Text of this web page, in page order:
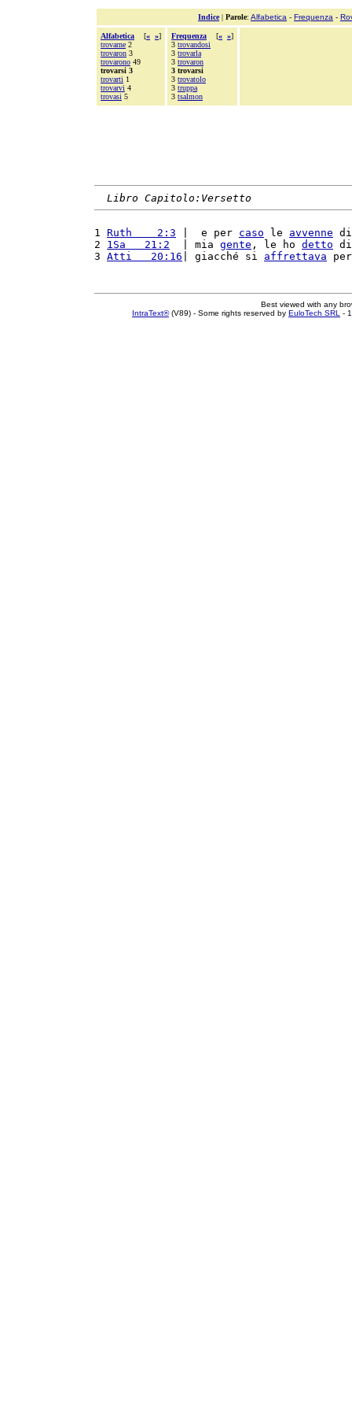
Indice| Parole: Alfabetica - Frequenza -
Alfabetica [« »]
trovarne 2
trovaron 3
trovarono 49
trovarsi 3
trovarti 1
trovarvi 4
trovasi 5
Frequenza [« »]
3 trovandosi
3 trovarla
3 trovaron
3 trovarsi
3 trovatolo
3 truppa
3 tsalmon
Libro Capitolo:Versetto
1 Ruth    2:3 |  e per caso le avvenne
2 1Sa   21:2
  | mia
gente , le ho detto
3 Atti   20:16 | giacché si affrettava
Best viewed with any
IntraText®(V89) - Some rights reserved by EuloTech SRL -